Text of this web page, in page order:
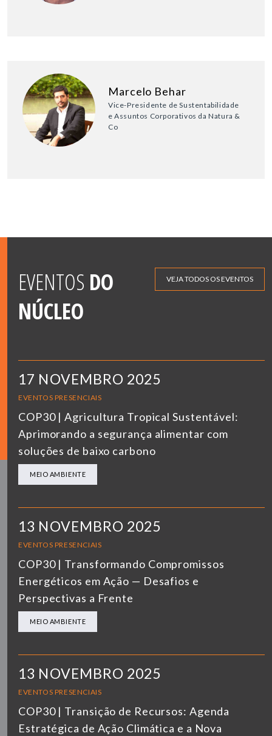
Marcelo Behar
Vice-Presidente de Sustentabilidade
e Assuntos Corporativos da Natura &
Co
EVENTOS DO
NÚCLEO
VEJA TODOS OS EVENTOS
17 NOVEMBRO 2025
EVENTOS PRESENCIAIS
COP30 | Agricultura Tropical Sustentável:
Aprimorando a segurança alimentar com
soluções de baixo carbono
MEIO AMBIENTE
13 NOVEMBRO 2025
EVENTOS PRESENCIAIS
COP30 | Transformando Compromissos
Energéticos em Ação — Desafios e
Perspectivas a Frente
MEIO AMBIENTE
13 NOVEMBRO 2025
EVENTOS PRESENCIAIS
COP30 | Transição de Recursos: Agenda
Estratégica de Ação Climática e a Nova